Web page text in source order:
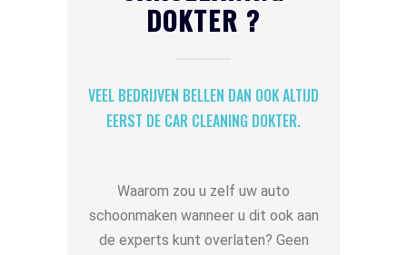
DOKTER ?
VEEL BEDRIJVEN BELLEN DAN OOK ALTIJD
EERST DE CAR CLEANING DOKTER.
Waarom zou u zelf uw auto
schoonmaken wanneer u dit ook aan
de experts kunt overlaten? Geen